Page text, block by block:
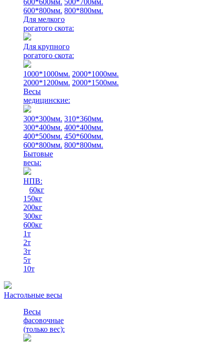
600*600мм. 500*700мм.
600*800мм. 800*800мм.
Для мелкого
рогатого скота:
Для крупного
рогатого скота:
1000*1000мм. 2000*1000мм.
2000*1200мм. 2000*1500мм.
Весы
медицинские:
300*300мм. 310*360мм.
300*400мм. 400*400мм.
400*500мм. 450*600мм.
600*800мм. 800*800мм.
Бытовые
весы:
НПВ:
60кг
150кг
200кг
300кг
600кг
1т
2т
3т
5т
10т
Настольные весы
Весы
фасовочные
(только вес):